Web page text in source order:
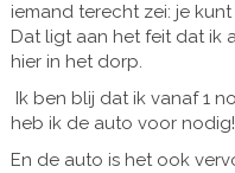
iemand terecht zei: je
Dat ligt aan het feit dat ik
hier in het dorp.
Ik ben blij dat ik vanaf 1
heb ik de auto voor nodig!
En de auto is het ook